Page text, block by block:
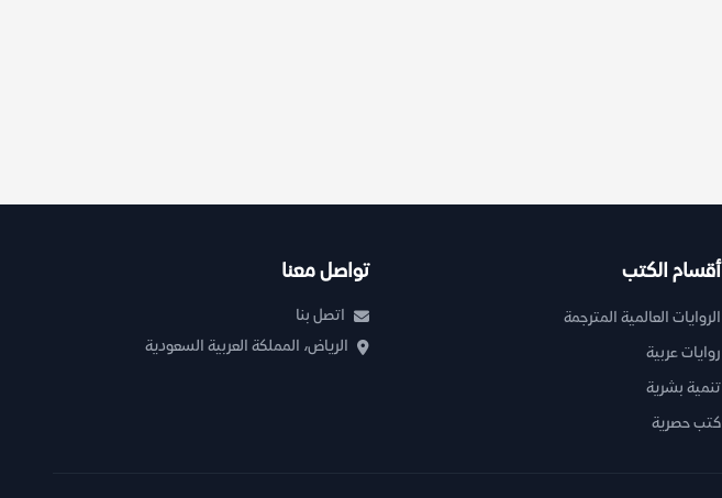
أقسام الكتب
الروايات العالمية المترجمة
روايات عربية
تنمية بشرية
كتب حصرية
تواصل معنا
اتصل بنا
الرياض، المملكة العربية السعودية